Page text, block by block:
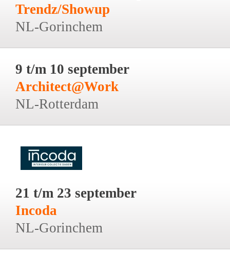
Trendz/Showup
NL-Gorinchem
9 t/m 10 september
Architect@Work
NL-Rotterdam
21 t/m 23 september
Incoda
NL-Gorinchem